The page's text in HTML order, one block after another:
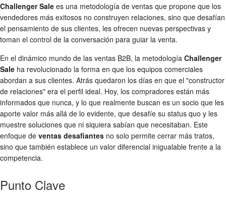
Challenger Sale es una metodología de ventas que propone que los
vendedores más exitosos no construyen relaciones, sino que desafían
el pensamiento de sus clientes, les ofrecen nuevas perspectivas y
toman el control de la conversación para guiar la venta.
En el dinámico mundo de las ventas B2B, la metodología Challenger
Sale ha revolucionado la forma en que los equipos comerciales
abordan a sus clientes. Atrás quedaron los días en que el "constructor
de relaciones" era el perfil ideal. Hoy, los compradores están más
informados que nunca, y lo que realmente buscan es un socio que les
aporte valor más allá de lo evidente, que desafíe su status quo y les
muestre soluciones que ni siquiera sabían que necesitaban. Este
enfoque de ventas desafiantes no solo permite cerrar más tratos,
sino que también establece un valor diferencial inigualable frente a la
competencia.
Punto Clave